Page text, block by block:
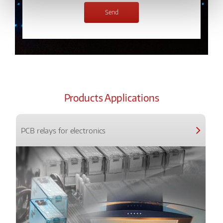
Products Applications
PCB relays for electronics